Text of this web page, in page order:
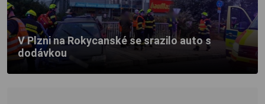
V Plzni na Rokycanské se srazilo auto s
dodávkou